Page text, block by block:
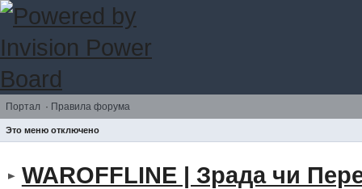
Портал · Правила форума
Это меню отключено
WAROFFLINE | Зрада чи